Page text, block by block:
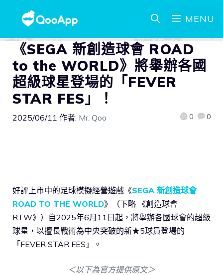
MENU
《SEGA 新創造球會 ROAD
to the WORLD》將舉辦各國
超級球星登場的「FEVER
STAR FES」！
2025/06/11 作者: Mr. Qoo 0 0
好評上市中的足球模擬經營遊戲《SEGA 新創造球會
ROAD TO THE WORLD》（下略 《創造球會
RTW》）自2025年6月11日起，將舉辦各國球會的超級
球星，以擅長戰術為中央突破的新★5球員登場的
「FEVER STAR FES」。
＜以下為官方提供原文＞